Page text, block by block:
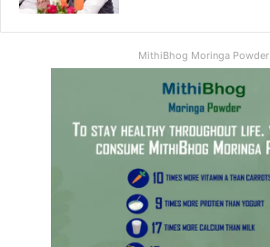
MithiBhog Moringa Powder